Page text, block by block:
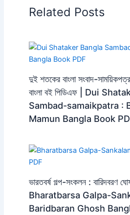
Related Posts
দুই শতকের বাংলা সংবাদ-
বাংলা বই পিডিএফ | Dui
Sambad-samaikpatra :
Mamun Bangla Book
ভারতবর্ষ গল্প-সংকলন : বারিদবরণ
Bharatbarsa Galpa-
Baridbaran Ghosh